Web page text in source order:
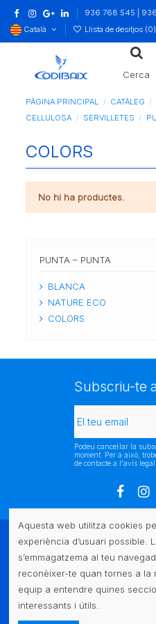
936 768 545 |
Català
Llista de desitjos (0)
Cerca
PÀGINA PRINCIPAL CATÀLEG
CEL·LULOSA
SERVILLETES
COLORS
No hi ha productes.
PUNTA – PUNTA
BLANCA
NATURE ECO
COLORS
Subscriu-te
Podeu cancel·lar la
moment. Per a això,
de contacte a l'avís legal.
Atenció al client
Legal
Contacte
Aquesta web utilitza cookies
experiència d’usuari possible.
s’emmagatzema al teu
reconèixer-te quan tornes a la
equip a entendre quines
interessants i útils.